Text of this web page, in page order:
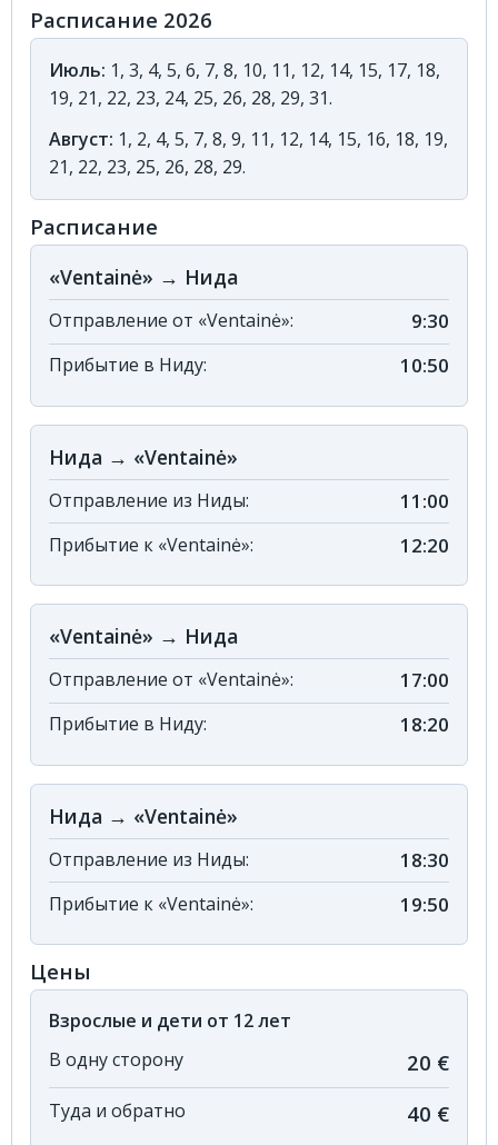
Расписание 2026
Июль: 1, 3, 4, 5, 6, 7, 8, 10, 11, 12, 14, 15, 17, 18,
19, 21, 22, 23, 24, 25, 26, 28, 29, 31.
Август: 1, 2, 4, 5, 7, 8, 9, 11, 12, 14, 15, 16, 18, 19,
21, 22, 23, 25, 26, 28, 29.
Расписание
«Ventainė» → Нида
Отправление от «Ventainė»: 9:30
Прибытие в Ниду: 10:50
Нида → «Ventainė»
Отправление из Ниды: 11:00
Прибытие к «Ventainė»: 12:20
«Ventainė» → Нида
Отправление от «Ventainė»: 17:00
Прибытие в Ниду: 18:20
Нида → «Ventainė»
Отправление из Ниды: 18:30
Прибытие к «Ventainė»: 19:50
Цены
Взрослые и дети от 12 лет
В одну сторону
20 €
Туда и обратно 40 €